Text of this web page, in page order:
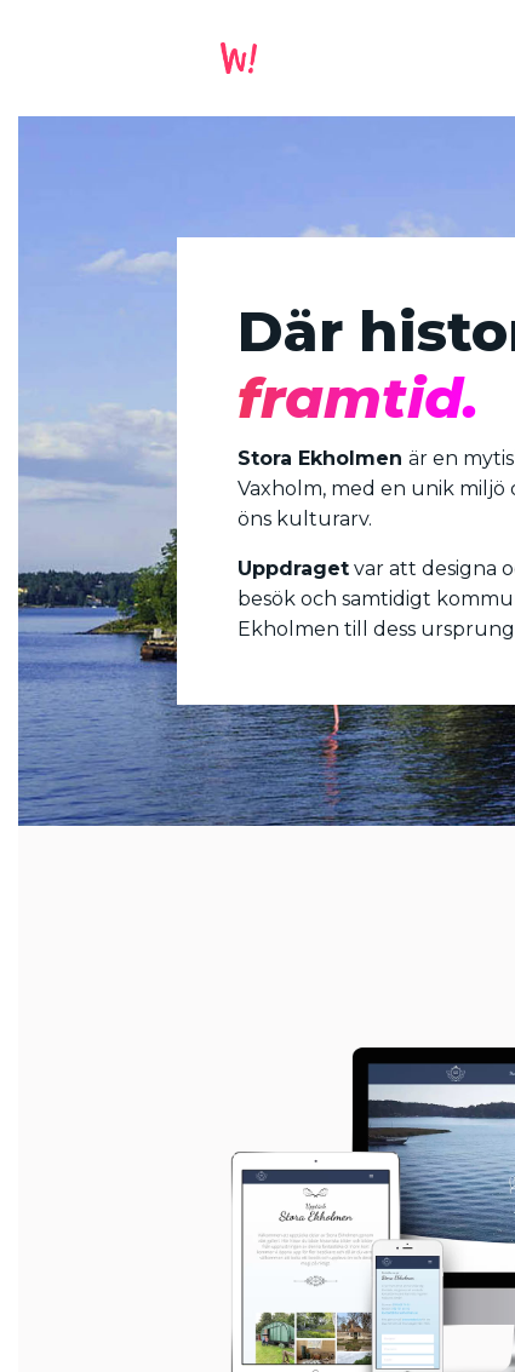
Där
framtid.
Stora Ekholmenär en
Vaxholm, med en unik
öns kulturarv.
Uppdraget var att designa
besök och samtidigt
Ekholmen till dess